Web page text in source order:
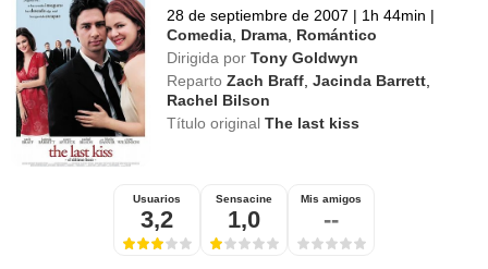
28 de septiembre de 2007 | 1h 44min |
Comedia Drama Romántico
Dirigida por Tony Goldwyn
Reparto Zach Braff ,Jacinda Barrett
Rachel Bilson
Título originalThe last kiss
Usuarios
3,2
Sensacine
1,0
Mis amigos
--